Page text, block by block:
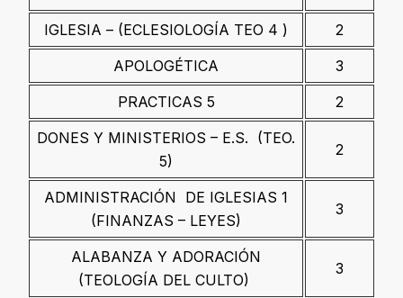
IGLESIA – (ECLESIOLOGÍA TEO 4 )
2
APOLOGÉTICA
3
PRACTICAS 5
2
DONES Y MINISTERIOS – E.S. (TEO.
5)
2
ADMINISTRACIÓN DE IGLESIAS 1
(FINANZAS – LEYES)
3
ALABANZA Y ADORACIÓN
(TEOLOGÍA DEL CULTO)
3